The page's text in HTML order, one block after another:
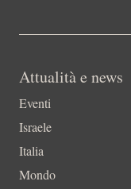
Attualità e news
Eventi
Israele
Italia
Mondo